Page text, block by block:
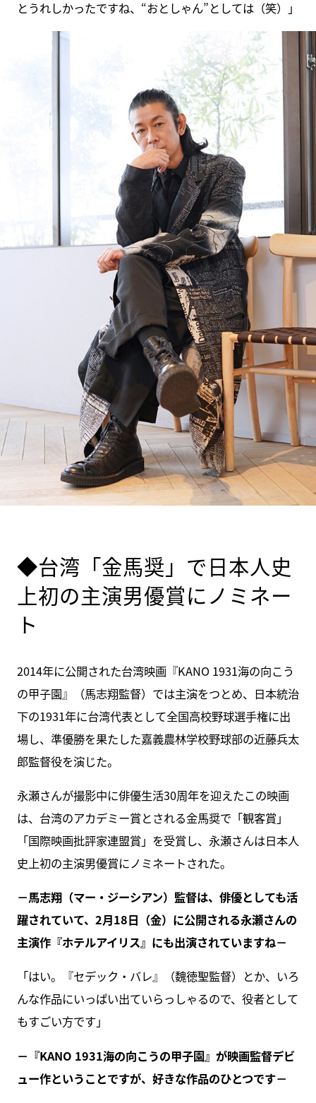
とうれしかったですね、“おとしゃん”としては（笑）」
◆台湾「金馬奨」で日本人史
上初の主演男優賞にノミネー
ト
2014年に公開された台湾映画『KANO 1931海の向こう
の甲子園』（馬志翔監督）では主演をつとめ、日本統治
下の1931年に台湾代表として全国高校野球選手権に出
場し、準優勝を果たした嘉義農林学校野球部の近藤兵太
郎監督役を演じた。
永瀬さんが撮影中に俳優生活30周年を迎えたこの映画
は、台湾のアカデミー賞とされる金馬奨で「観客賞」
「国際映画批評家連盟賞」を受賞し、永瀬さんは日本人
史上初の主演男優賞にノミネートされた。
－馬志翔（マー・ジーシアン）監督は、俳優としても活
躍されていて、2月18日（金）に公開される永瀬さんの
主演作『ホテルアイリス』にも出演されていますね－
「はい。『セデック・バレ』（魏徳聖監督）とか、いろ
んな作品にいっぱい出ていらっしゃるので、役者として
もすごい方です」
－『KANO 1931海の向こうの甲子園』が映画監督デビ
ュー作ということですが、好きな作品のひとつです－